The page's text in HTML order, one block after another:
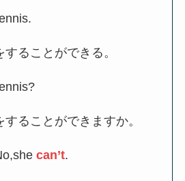
ることができる。
ることができますか。
can’t.